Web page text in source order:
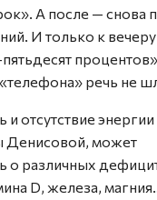
А после — снова
И только к
речь не
и отсутствие
Денисовой, может
о различных
D, железа,